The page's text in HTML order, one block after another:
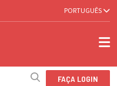
PORTUGUÊS
FAÇA LOGIN